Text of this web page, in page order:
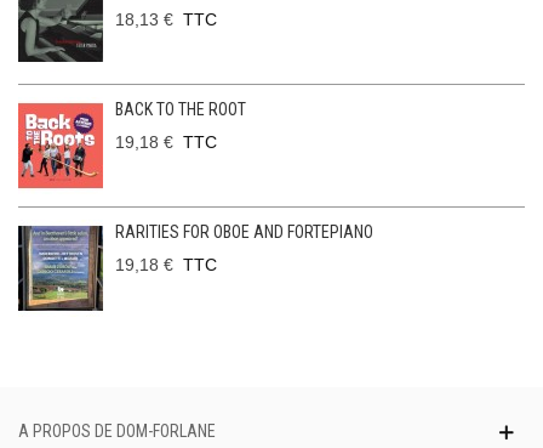
18,13 € TTC
BACK TO THE ROOT
19,18 € TTC
RARITIES FOR OBOE AND FORTEPIANO
19,18 € TTC
A PROPOS DE DOM-FORLANE